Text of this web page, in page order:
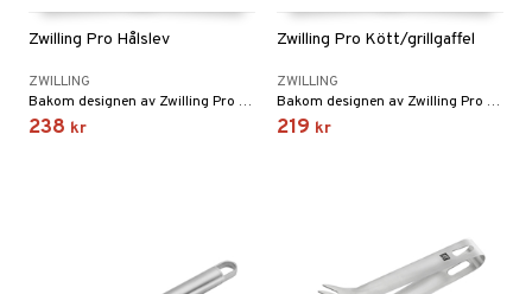
Zwilling Pro Hålslev
ZWILLING
Bakom designen av Zwilling Pro Hålslev står de kända designers Matteo Thun och Antonio Rodriguez.
238 kr
Zwilling Pro Kött/grillgaffel
ZWILLING
Bakom designen av Zwilling Pro Kött/grillgaffel står de kända designers Matteo Thun och Antonio Rodriguez, som har använt ett designspråk som är både tidlöst och toppmodernt.
219 kr